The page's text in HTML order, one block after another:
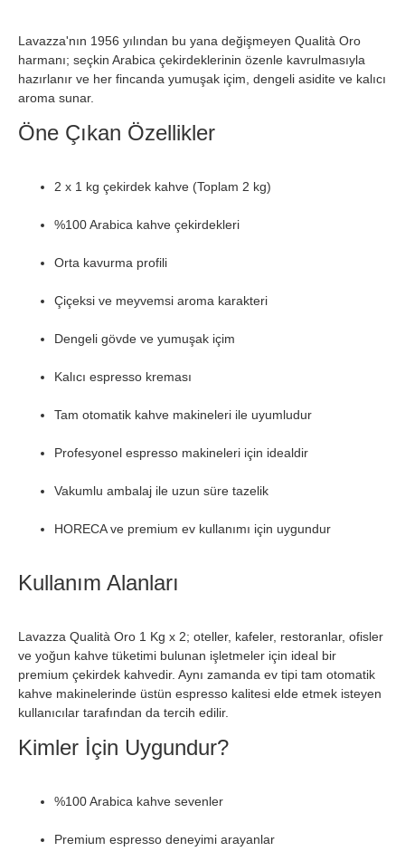
Lavazza'nın 1956 yılından bu yana değişmeyen Qualità Oro
harmanı; seçkin Arabica çekirdeklerinin özenle kavrulmasıyla
hazırlanır ve her fincanda yumuşak içim, dengeli asidite ve kalıcı
aroma sunar.
Öne Çıkan Özellikler
2 x 1 kg çekirdek kahve (Toplam 2 kg)
%100 Arabica kahve çekirdekleri
Orta kavurma profili
Çiçeksi ve meyvemsi aroma karakteri
Dengeli gövde ve yumuşak içim
Kalıcı espresso kreması
Tam otomatik kahve makineleri ile uyumludur
Profesyonel espresso makineleri için idealdir
Vakumlu ambalaj ile uzun süre tazelik
HORECA ve premium ev kullanımı için uygundur
Kullanım Alanları
Lavazza Qualità Oro 1 Kg x 2; oteller, kafeler, restoranlar, ofisler
ve yoğun kahve tüketimi bulunan işletmeler için ideal bir
premium çekirdek kahvedir. Aynı zamanda ev tipi tam otomatik
kahve makinelerinde üstün espresso kalitesi elde etmek isteyen
kullanıcılar tarafından da tercih edilir.
Kimler İçin Uygundur?
%100 Arabica kahve sevenler
Premium espresso deneyimi arayanlar